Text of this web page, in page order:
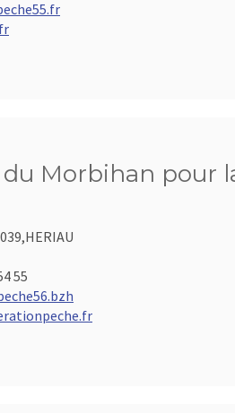
Morbihan pour
55